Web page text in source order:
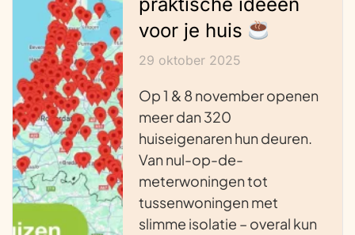
praktische ideeën
voor je huis
29 oktober 2025
Op 1 & 8 november openen
meer dan 320
huiseigenaren hun deuren.
Van nul-op-de-
meterwoningen tot
tussenwoningen met
slimme isolatie – overal kun